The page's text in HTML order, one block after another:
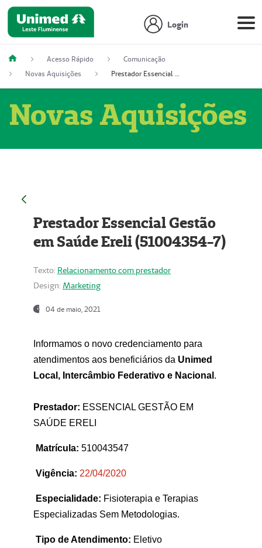
Login
Acesso Rápido
Comunicação
Novas Aquisições
Prestador Essencial Gestão em Saúde Ereli (51004354-7)
Novas Aquisições
Prestador Essencial Gestão
em Saúde Ereli (51004354-7)
Texto: Relacionamento com prestador
Design: Marketing
04 de maio, 2021
Informamos o novo credenciamento para
atendimentos aos beneficiários da Unimed
Local, Intercâmbio Federativo e Nacional .
Prestador: ESSENCIAL GESTÃO EM
SAÚDE ERELI
Matrícula: 510043547
Vigência: 22/04/2020
Especialidade: Fisioterapia e Terapias
Especializadas Sem Metodologias.
Tipo de Atendimento: Eletivo